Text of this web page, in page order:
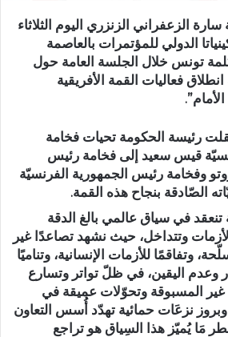
الزعفراني الزنزري اليوم الثلاثاء
بمركز كينياتا الدولي للمؤتمرات بالعاصمة
كلمة تونس خلال الجلسة العامة حول
فعاليات القمة الأفريقية
رئيسة الحكومة تحيات فخامة
قيس سعيد إلى فخامة رئيس
وفخامة رئيس الجمهورية الفرنسيّة
الصّادقة بنجاح هذه القمة.
في سياق عالمي بالغ الدقة
وتتداخل، حيث نشهد تصاعدًا غير
وتفاقمًا للأزمات الإنسانية، وتناميًا
وعدم اليقين، في ظلّ تواتر وتسارع
غير المسبوقة وتحوّلات عميقة في
وبروز نزعَات حمائية تهدّد أُسس التعاون
مَا يُميّز هذا السِياق هو تراجع